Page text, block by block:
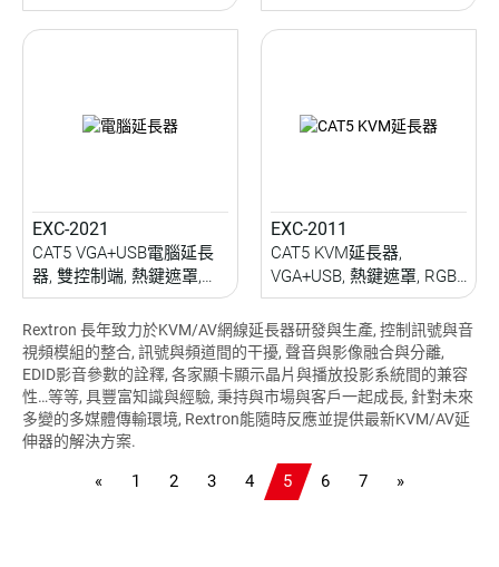
訊/USB/IR 延伸, 熱鍵遮罩,
RGB校準, 200M
RGB校準, 200M
EXC-2021
CAT5 VGA+USB電腦延長
器, 雙控制端, 熱鍵遮罩,
RGB校準, 200M
EXC-2011
CAT5 KVM延長器,
VGA+USB, 熱鍵遮罩, RGB
校準, 200M
Rextron 長年致力於KVM/AV網線延長器研發與生產, 控制訊號與音
視頻模組的整合, 訊號與頻道間的干擾, 聲音與影像融合與分離,
EDID影音參數的詮釋, 各家顯卡顯示晶片與播放投影系統間的兼容
性…等等, 具豐富知識與經驗, 秉持與市場與客戶一起成長, 針對未來
多變的多媒體傳輸環境, Rextron能隨時反應並提供最新KVM/AV延
伸器的解決方案.
« 1 2 3 4 5 6 7 »